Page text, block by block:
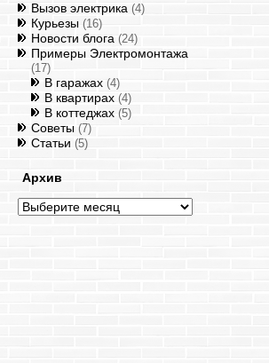
Вызов электрика (4)
Курьезы (16)
Новости блога (24)
Примеры Электромонтажа
(17)
В гаражах (4)
В квартирах (4)
В коттеджах (5)
Советы (7)
Статьи (5)
Архив
Архив